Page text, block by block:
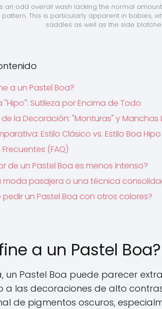
an odd overall wash lacking the normal
This is particularly apparent in babies,
saddles as well as the side
a un Pastel Boa?
"Hipo": Sutileza por Encima de Todo
la Decoración: "Monturas" y Manchas
Estilo Clásico vs. Estilo Boa Hipo
(FAQ)
de un Pastel Boa es menos intenso?
moda pasajera o una técnica
pedir un Pastel Boa con otros colores?
a un Pastel Boa?
un Pastel Boa puede parecer
las decoraciones de alto
de pigmentos oscuros,